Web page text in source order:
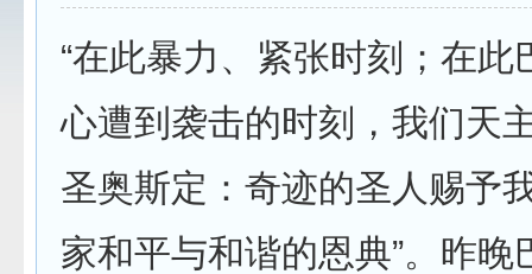
“在此暴力、紧张时刻；在此
心遭到袭击的时刻，我们天
圣奥斯定：奇迹的圣人赐予
家和平与和谐的恩典”。昨晚